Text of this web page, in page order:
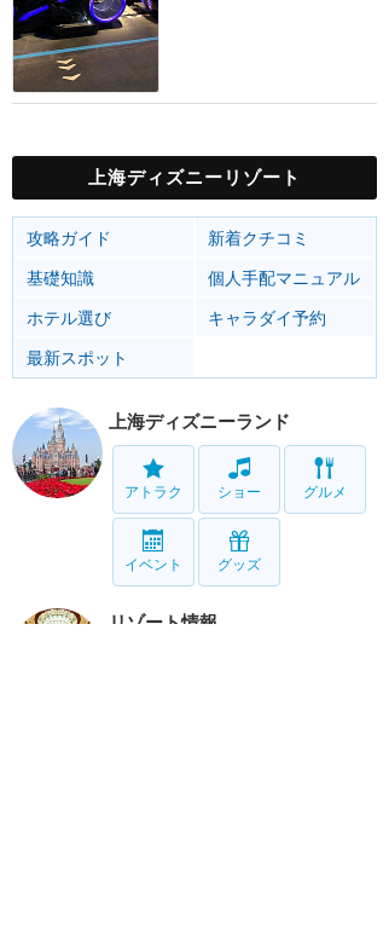
上海ディズニーリゾート
攻略ガイド
新着クチコミ
基礎知識
個人手配マニュアル
ホテル選び
キャラダイ予約
最新スポット
上海ディズニーランド
アトラク ショー グルメ
イベント グッズ
リゾート情報